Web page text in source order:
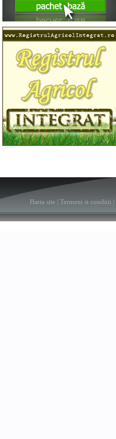
Harta site | Termeni si conditii |